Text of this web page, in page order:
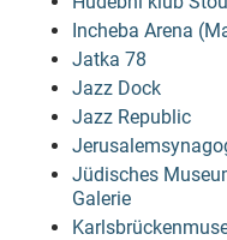
Incheba Arena
Jatka 78
Jazz Dock
Jazz Republic
Jüdisches
Galerie